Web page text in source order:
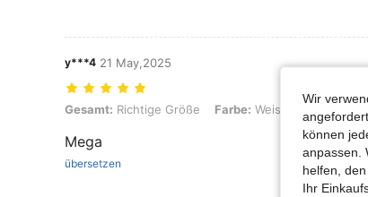
y***4 21 May,2025
Gesamt: Richtige Größe, Farbe: Weiss, Größe: M
Gesamt: Richtige Größe Farbe: Weiss Größe: M
Mega
übersetzen
Wir
können
anpassen.
helfen,
Ihr